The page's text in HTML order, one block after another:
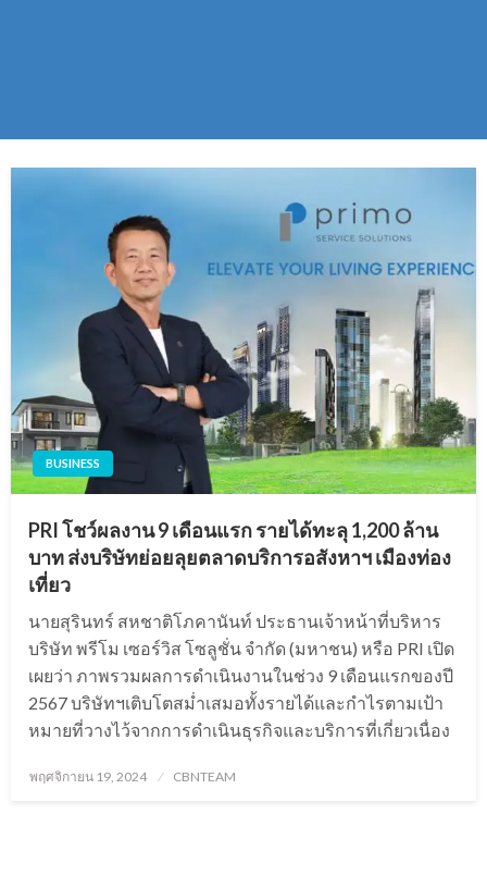
BUSINESS
PRI โชว์ผลงาน 9 เดือนแรก รายได้ทะลุ 1,200 ล้าน
บาท ส่งบริษัทย่อยลุยตลาดบริการอสังหาฯ เมืองท่อง
เที่ยว
นายสุรินทร์ สหชาติโภคานันท์ ประธานเจ้าหน้าที่บริหาร
บริษัท พรีโม เซอร์วิส โซลูชั่น จำกัด (มหาชน) หรือ PRI เปิด
เผยว่า ภาพรวมผลการดำเนินงานในช่วง 9 เดือนแรกของปี
2567 บริษัทฯเติบโตสม่ำเสมอทั้งรายได้และกำไรตามเป้า
หมายที่วางไว้จากการดำเนินธุรกิจและบริการที่เกี่ยวเนื่อง
Posted
พฤศจิกายน 19, 2024 CBNTEAM